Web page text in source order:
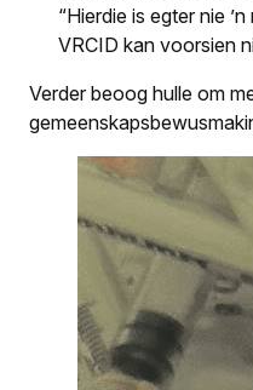
“Hierdie is egter nie
VRCID kan voorsien
Verder beoog hulle om